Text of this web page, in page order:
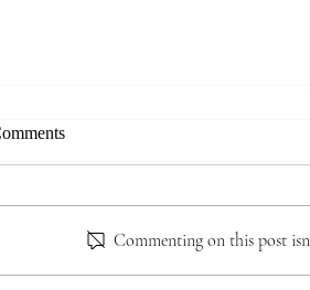
*** 알리는 말씀 (8.7.2026) ***
● 존스홉킨스 무료 청력검사 및 연
신들을 대상으로 무료 청력선별검
사와 난청·인지기능 관련 연구 프
Commenting on this post